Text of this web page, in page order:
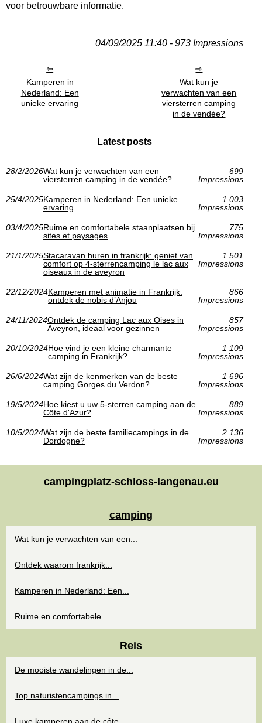
voor betrouwbare informatie.
04/09/2025 11:40 - 973 Impressions
Kamperen in
Nederland: Een
unieke ervaring
Wat kun je
verwachten van een
viersterren camping
in de vendée?
Latest posts
28/2/2026Wat kun je verwachten van een
viersterren camping in de vendée?
699
Impressions
25/4/2025Kamperen in Nederland: Een unieke
ervaring
1 003
Impressions
03/4/2025Ruime en comfortabele staanplaatsen bij
sites et paysages
775
Impressions
21/1/2025Stacaravan huren in frankrijk: geniet van
comfort op 4-sterrencamping le lac aux
oiseaux in de aveyron
1 501
Impressions
22/12/2024Kamperen met animatie in Frankrijk:
ontdek de nobis d’Anjou
866
Impressions
24/11/2024Ontdek de camping Lac aux Oises in
Aveyron, ideaal voor gezinnen
857
Impressions
20/10/2024Hoe vind je een kleine charmante
camping in Frankrijk?
1 109
Impressions
26/6/2024Wat zijn de kenmerken van de beste
camping Gorges du Verdon?
1 696
Impressions
19/5/2024Hoe kiest u uw 5-sterren camping aan de
Côte d'Azur?
889
Impressions
10/5/2024Wat zijn de beste familiecampings in de
Dordogne?
2 136
Impressions
campingplatz-schloss-langenau.eu
camping
Wat kun je verwachten van een...
Ontdek waarom frankrijk...
Kamperen in Nederland: Een...
Ruime en comfortabele...
Reis
De mooiste wandelingen in de...
Top naturistencampings in...